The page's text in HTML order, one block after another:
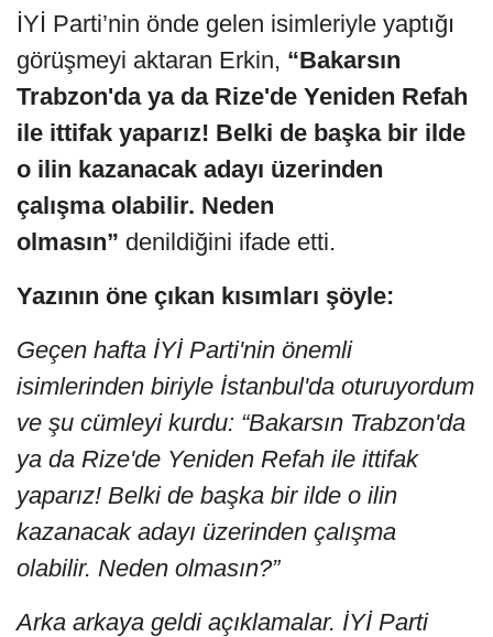
İYİ Parti’nin önde gelen isimleriyle yaptığı
görüşmeyi aktaran Erkin, “Bakarsın
Trabzon'da ya da Rize'de Yeniden Refah
ile ittifak yaparız! Belki de başka bir ilde
o ilin kazanacak adayı üzerinden
çalışma olabilir. Neden
olmasın” denildiğini ifade etti.
Yazının öne çıkan kısımları şöyle:
Geçen hafta İYİ Parti'nin önemli
isimlerinden biriyle İstanbul'da oturuyordum
ve şu cümleyi kurdu: “Bakarsın Trabzon'da
ya da Rize'de Yeniden Refah ile ittifak
yaparız! Belki de başka bir ilde o ilin
kazanacak adayı üzerinden çalışma
olabilir. Neden olmasın?”
Arka arkaya geldi açıklamalar. İYİ Parti